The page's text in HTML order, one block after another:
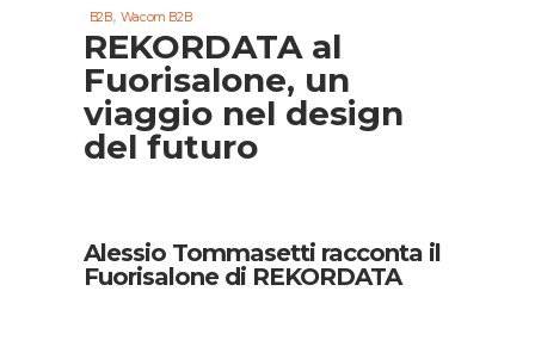
B2B, Wacom B2B
REKORDATA al
Fuorisalone, un
viaggio nel design
del futuro
Alessio Tommasetti racconta il
Fuorisalone di REKORDATA